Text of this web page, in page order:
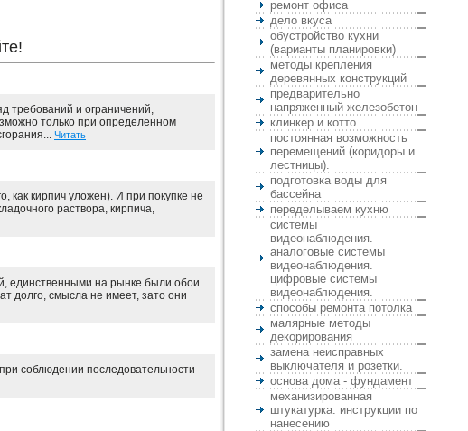
требований и ограничений,
только при определенном
Читать
как кирпич уложен). И при покупке не
раствора, кирпича,
единственными на рынке были обои
долго, смысла не имеет, зато они
соблюдении последовательности
ремонт офиса
дело вкуса
обустройство кухни
(варианты планировки)
методы крепления
деревянных конструкций
предварительно
напряженный железобетон
клинкер и котто
постоянная возможность
перемещений (коридоры и
лестницы).
подготовка воды для
бассейна
переделываем кухню
системы
видеонаблюдения.
аналоговые системы
видеонаблюдения.
цифровые системы
видеонаблюдения.
способы ремонта потолка
малярные методы
декорирования
замена неисправных
выключателя и розетки.
основа дома - фундамент
механизированная
штукатурка. инструкции по
нанесению